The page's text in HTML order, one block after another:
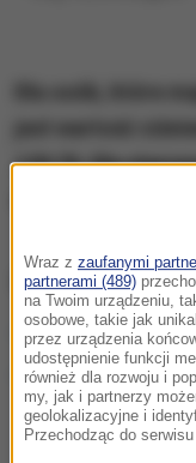
129:70. Dla
ZOBACZ RÓWNIEŻ:
5 zaleceń dla
Masz
wiedzieć!
Wraz z zaufanymi
partnerami (489)
na Twoim urządzeniu,
osobowe, takie jak
przez urządzenia
udostępnienie funkcji
również dla rozwoju i
my, jak i partnerzy
geolokalizacyjne i
Przechodząc do